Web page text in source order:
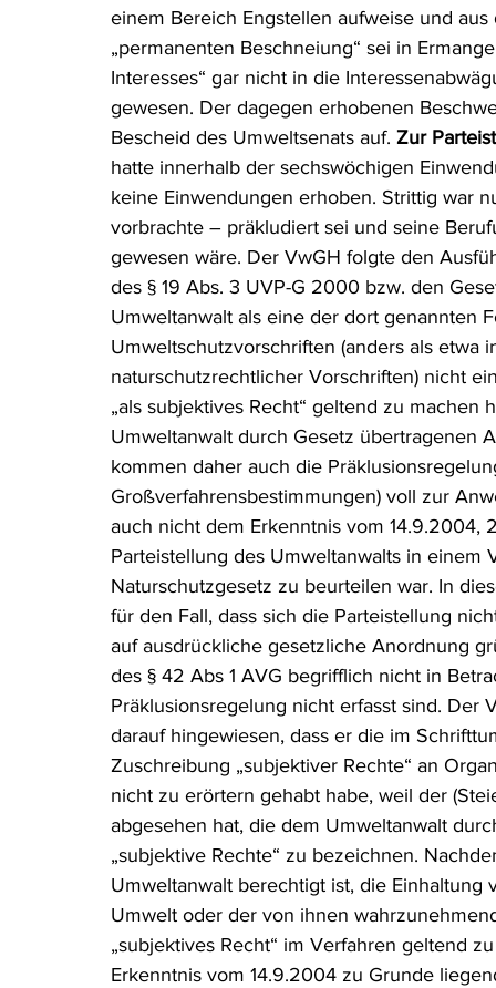
einem Bereich Engstellen aufweise und
„permanenten Beschneiung“ sei in
Interesses“ gar nicht in die
gewesen. Der dagegen erhobenen
Bescheid des Umweltsenats auf. Zur
hatte innerhalb der sechswöchigen
keine Einwendungen erhoben. Strittig war
vorbrachte – präkludiert sei und seine
gewesen wäre. Der VwGH folgte den
des § 19 Abs. 3 UVP-G 2000 bzw. den
Umweltanwalt als eine der dort genannten
Umweltschutzvorschriften (anders als
naturschutzrechtlicher Vorschriften) nicht
„als subjektives Recht“ geltend zu
Umweltanwalt durch Gesetz übertragenen
kommen daher auch die
Großverfahrensbestimmungen) voll zur
auch nicht dem Erkenntnis vom
Parteistellung des Umweltanwalts in
Naturschutzgesetz zu beurteilen war. In
für den Fall, dass sich die Parteistellung
auf ausdrückliche gesetzliche Anordnung
des § 42 Abs 1 AVG begrifflich nicht in
Präklusionsregelung nicht erfasst sind.
darauf hingewiesen, dass er die im
Zuschreibung „subjektiver Rechte“ an
nicht zu erörtern gehabt habe, weil der
abgesehen hat, die dem Umweltanwalt
„subjektive Rechte“ zu bezeichnen.
Umweltanwalt berechtigt ist, die
Umwelt oder der von ihnen
„subjektives Recht“ im Verfahren geltend
Erkenntnis vom 14.9.2004 zu Grunde